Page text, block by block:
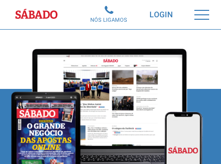
Sábado LOGIN
NÓS LIGAMOS